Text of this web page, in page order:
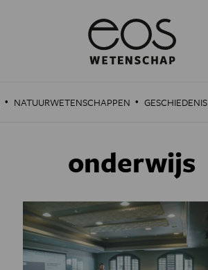
· NATUURWETENSCHAPPEN · GESCHIEDENIS
onderwijs